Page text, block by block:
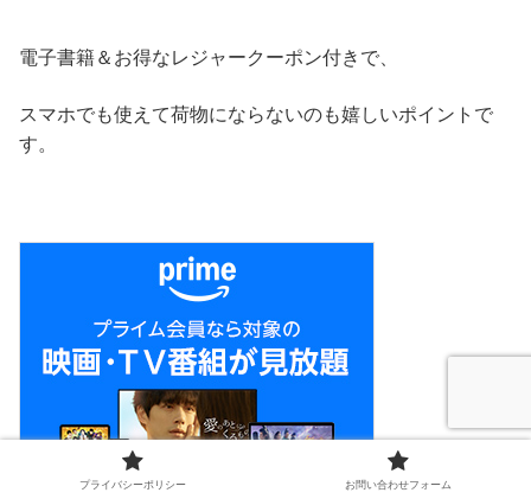
電子書籍＆お得なレジャークーポン付きで、
スマホでも使えて荷物にならないのも嬉しいポイントで
す。
プライバシーポリシー お問い合わせフォーム